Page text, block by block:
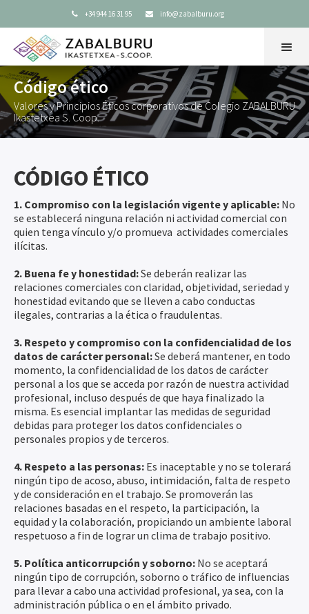
 +34 944 16 31 95  info@zabalburu.org
Código ético
Valores y Principios Éticos corporativos de Colegio ZABALBURU
Ikastetxea S. Coop.
CÓDIGO ÉTICO
1. Compromiso con la legislación vigente y aplicable: No
se establecerá ninguna relación ni actividad comercial con
quien tenga vínculo y/o promueva actividades comerciales
ilícitas.
2. Buena fe y honestidad:Se deberán realizar las
relaciones comerciales con claridad, objetividad, seriedad y
honestidad evitando que se lleven a cabo conductas
ilegales, contrarias a la ética o fraudulentas.
3. Respeto y compromiso con la confidencialidad de los
datos de carácter personal:Se deberá mantener, en todo
momento, la confidencialidad de los datos de carácter
personal a los que se acceda por razón de nuestra actividad
profesional, incluso después de que haya finalizado la
misma. Es esencial implantar las medidas de seguridad
debidas para proteger los datos confidenciales o
personales propios y de terceros.
4. Respeto a las personas: Es inaceptable y no se tolerará
ningún tipo de acoso, abuso, intimidación, falta de respeto
y de consideración en el trabajo. Se promoverán las
relaciones basadas en el respeto, la participación, la
equidad y la colaboración, propiciando un ambiente laboral
respetuoso a fin de lograr un clima de trabajo positivo.
5. Política anticorrupción y soborno: No se aceptará
ningún tipo de corrupción, soborno o tráfico de influencias
para llevar a cabo una actividad profesional, ya sea, con la
administración pública o en el ámbito privado.